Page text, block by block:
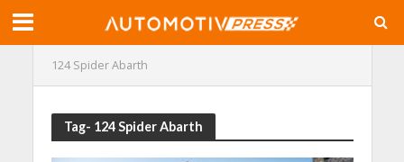
124 Spider Abarth
Tag- 124 Spider Abarth